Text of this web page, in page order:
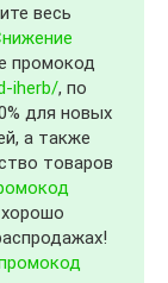
весь
промокод
iherb/, по
для новых
а также
товаров